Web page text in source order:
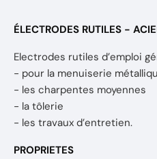
ÉLECTRODES RUTILES -
Electrodes rutiles d’emploi
- pour la menuiserie
- les charpentes moyennes
- la tôlerie
- les travaux d’entretien.
PROPRIETES